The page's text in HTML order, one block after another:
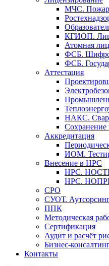
МЧС.
КГИОП.
Атомная
ФСБ.
ФСБ.
Аттестация
НАКС.
Сохранение
Аккредитация
ИОМ.
Внесение в НРС
НРС.
НРС.
СРО
СУОТ.
ППК
Методическая
Сертификация
Аудит и расчёт
Бизнес-
Контакты